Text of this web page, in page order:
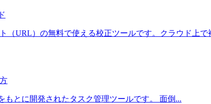
（URL）の無料で使える校正ツールです。クラウド上で
もとに開発されたタスク管理ツールです。 面倒...